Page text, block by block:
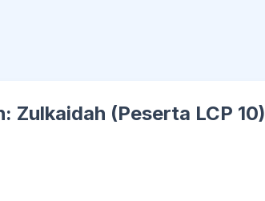
Zulkaidah (Peserta LCP 10)